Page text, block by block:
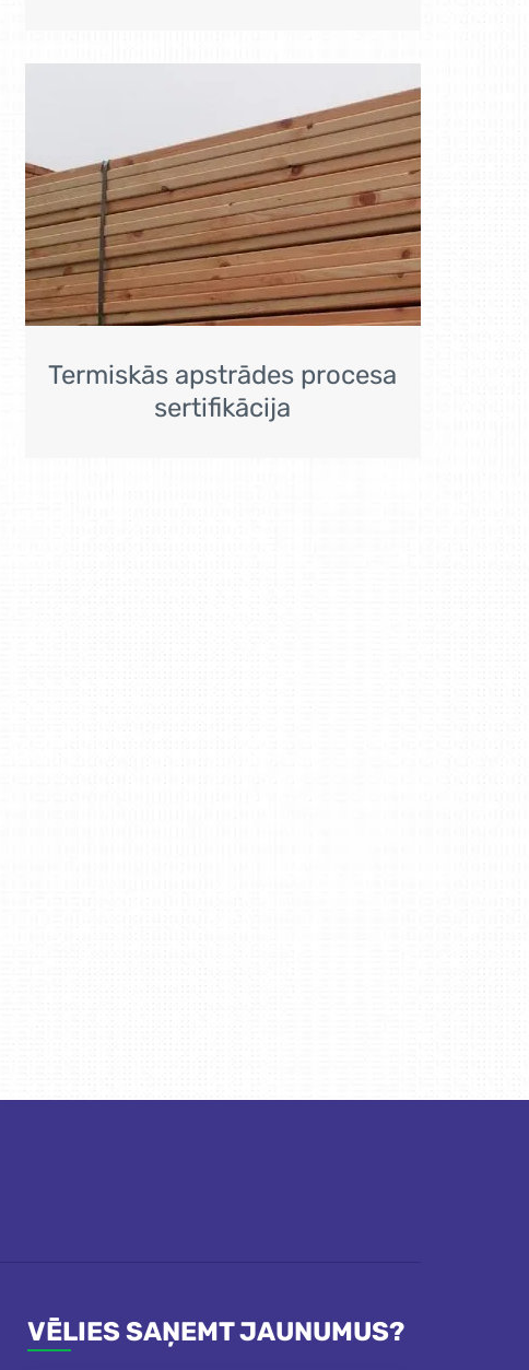
Termiskās apstrādes procesa
sertifikācija
VĒLIES SAŅEMT JAUNUMUS?